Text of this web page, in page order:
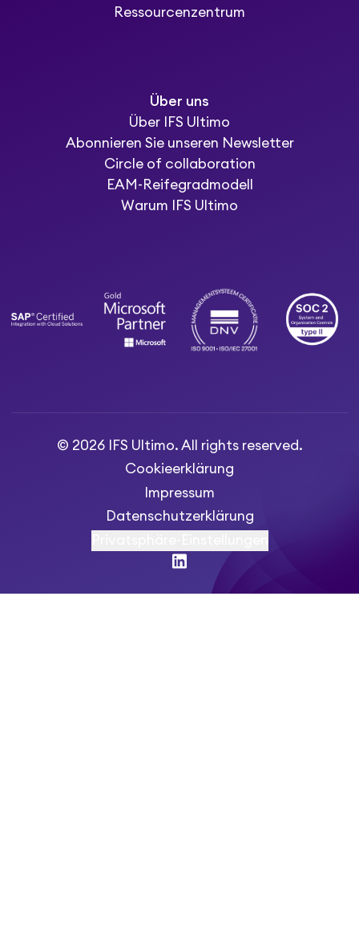
Ressourcenzentrum
Über uns
Über IFS Ultimo
Abonnieren Sie unseren Newsletter
Circle of collaboration
EAM-Reifegradmodell
Warum IFS Ultimo
© 2026 IFS Ultimo. All rights reserved.
Cookieerklärung
Impressum
Datenschutzerklärung